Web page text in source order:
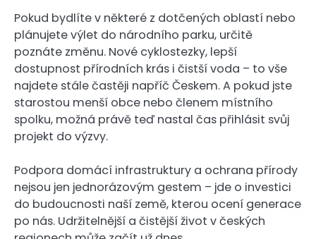
Pokud bydlíte v některé z dotčených oblastí nebo
plánujete výlet do národního parku, určitě
poznáte změnu. Nové cyklostezky, lepší
dostupnost přírodních krás i čistší voda – to vše
najdete stále častěji napříč Českem. A pokud jste
starostou menší obce nebo členem místního
spolku, možná právě teď nastal čas přihlásit svůj
projekt do výzvy.
Podpora domácí infrastruktury a ochrana přírody
nejsou jen jednorázovým gestem – jde o investici
do budoucnosti naší země, kterou ocení generace
po nás. Udržitelnější a čistější život v českých